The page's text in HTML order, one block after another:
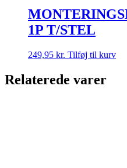
1P T/STEL
249,95 kr. Tilføj til kurv
Relaterede varer